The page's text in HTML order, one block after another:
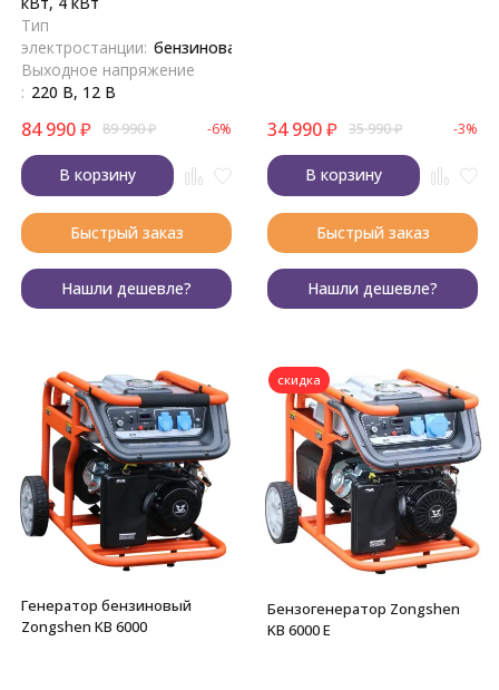
Тип
электростанции: бензиновая
Выходное напряжение
: 220 В, 12 В
84 990₽ 89 990₽ -6%
В корзину
Быстрый заказ
Нашли дешевле?
34 990₽ 35 990₽ -3%
В корзину
Быстрый заказ
Нашли дешевле?
Генератор бензиновый
Zongshen KB 6000
скидка
Бензогенератор Zongshen
KB 6000 E